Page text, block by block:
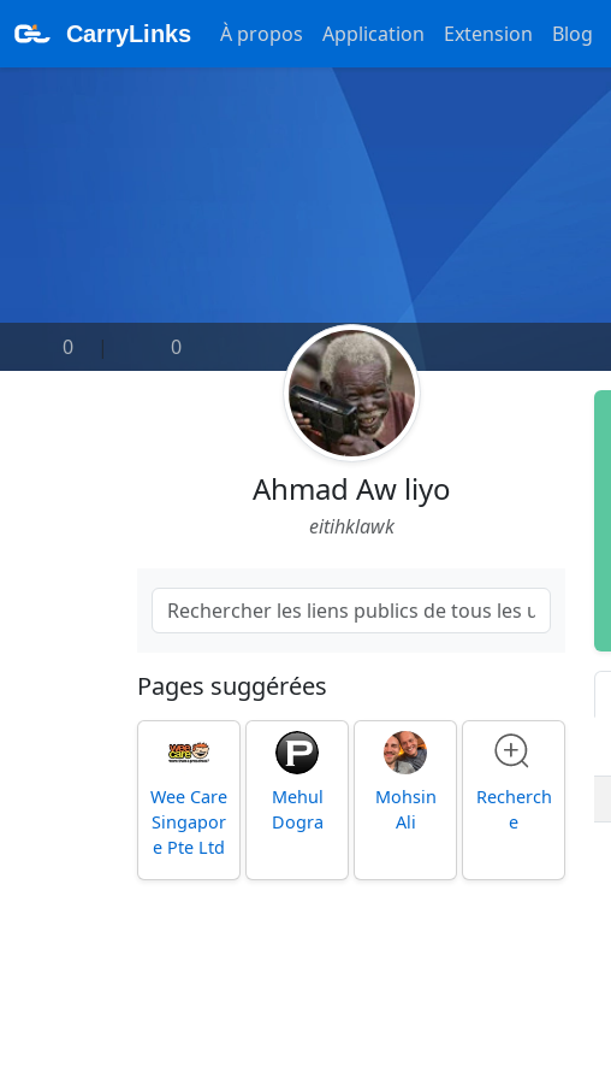
CarryLinks À propos Application Extension Blog
0 | 0
Ahmad Aw liyo
eitihklawk
Pages suggérées
Wee Care
Singapor
e Pte Ltd
Mehul
Dogra
Mohsin
Ali
Recherch
e